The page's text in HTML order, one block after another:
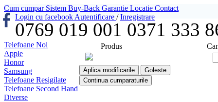
Cum cumpar Sistem Buy-Back Garantie Locatie Contact
Login cu facebook Autentificare /Inregistrare
0769 019 001 0371 333
Telefoane Noi
Apple
Honor
Samsung
Telefoane Resigilate
Telefoane Second Hand
Diverse
Produs
Aplica modificarile
Goleste
Continua cumparaturile